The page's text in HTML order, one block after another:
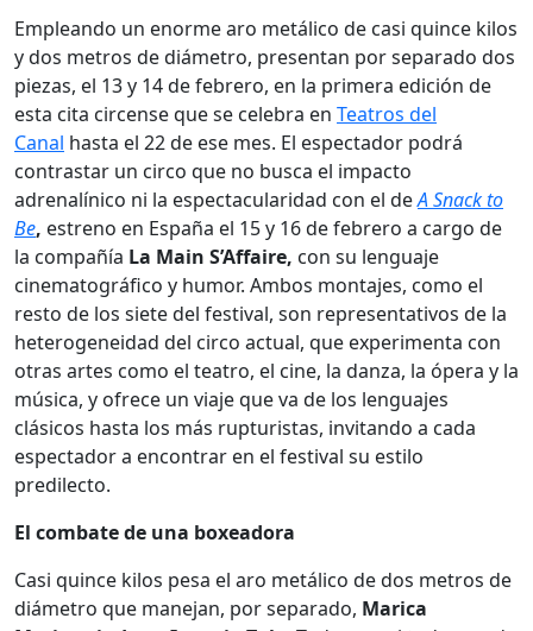
Empleando un enorme aro metálico de casi quince kilos
y dos metros de diámetro, presentan por separado dos
piezas, el 13 y 14 de febrero, en la primera edición de
esta cita circense que se celebra en Teatros del
Canal hasta el 22 de ese mes. El espectador podrá
contrastar un circo que no busca el impacto
adrenalínico ni la espectacularidad con el deA Snack to
Be, estreno en España el 15 y 16 de febrero a cargo de
la compañía La Main S’Affaire, con su lenguaje
cinematográfico y humor. Ambos montajes, como el
resto de los siete del festival, son representativos de la
heterogeneidad del circo actual, que experimenta con
otras artes como el teatro, el cine, la danza, la ópera y la
música, y ofrece un viaje que va de los lenguajes
clásicos hasta los más rupturistas, invitando a cada
espectador a encontrar en el festival su estilo
predilecto.
El combate de una boxeadora
Casi quince kilos pesa el aro metálico de dos metros de
diámetro que manejan, por separado, Marica